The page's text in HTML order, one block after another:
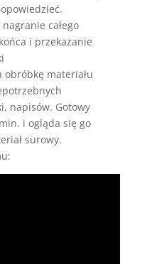
całego
i przekazanie
obróbkę materiału
napisów. Gotowy
i ogląda się go
surowy.